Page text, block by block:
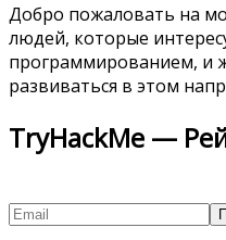
Добро пожаловать на
людей, которые
программированием, и
развиваться в этом
TryHackMe —